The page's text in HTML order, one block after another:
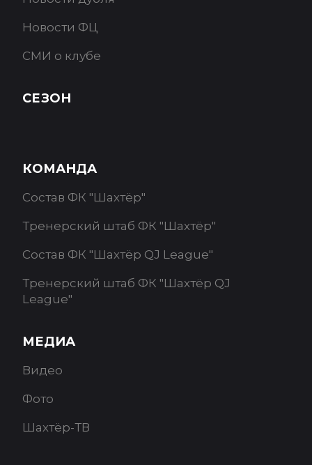
Новости ФЦ
СМИ о клубе
СЕЗОН
КОМАНДА
Состав ФК "Шахтёр"
Тренерский штаб ФК "Шахтёр"
Состав ФК "Шахтёр QJ League"
Тренерский штаб ФК "Шахтёр QJ
League"
МЕДИА
Видео
Фото
Шахтёр-ТВ